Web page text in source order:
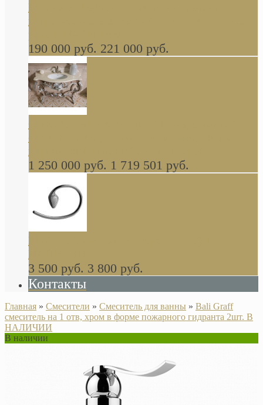
Decorated Bathroom раковина овальная
встраиваемая для ванной с рисунком синяя
роза В НАЛИЧИИ
190 000 руб. 221 000 руб.
стиле барокко, из массива дерева, светло
коричневый матовый окрас + серебро
1 250 000 руб. 1 719 501 руб.
Khala Colombo аксессуары (серия) В
НАЛИЧИИ
3 500 руб. 3 800 руб.
Контакты
Главная » Смесители » Смеситель для ванны » Bali Graff
смеситель на 1 отв, хром в форме пожарного гидранта 2шт. В
НАЛИЧИИ
В наличии